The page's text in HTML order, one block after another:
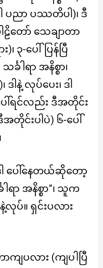
ညာ ပဿတိပါ)၊ ဒီ
တော် သေချာတာ
၃-ပေါ်ပြန်ပြီ
ါရာ အနိစ္စာ၊
နဲ့ လုပ်ပေး၊ ဒါ
ါ်ရင်လည်း ဒီအတိုင်း
အတိုင်းပါပဲ) ၆-ပေါ်
ါ ပေါ်နေတယ်ဆိုတော့
ာ အနိစ္စာ”၊ သူက
ပ်။ ရှင်းပလား
ျပလား (ကျပါပြီ